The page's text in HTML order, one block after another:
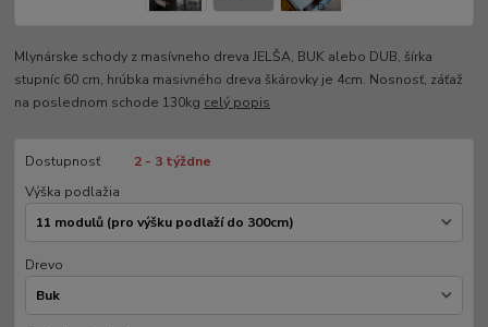
Mlynárske schody z masívneho dreva JELŠA, BUK alebo DUB, šírka
stupníc 60 cm, hrúbka masivného dreva škárovky je 4cm. Nosnosť, záťaž
na poslednom schode 130kg celý popis
Dostupnosť
2 - 3 týždne
Výška podlažia
Drevo